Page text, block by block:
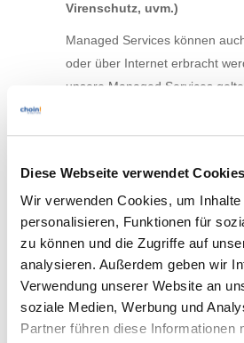
Diese Webseite verwendet Cookies
Wir verwenden Cookies, um
personalisieren, Funktionen für
zu können und die Zugriffe auf
analysieren. Außerdem geben wir
Verwendung unserer Website an
soziale Medien, Werbung und
Partner führen diese Informationen
Virenschutz, uvm.)
Managed Services können
oder über Internet erbracht
unsere Managed Services
zugrundeliegenden Service
und anerkannt bestätigen. Viele
Managed Services beinhalten
Leasing von Hardware und
Diese Geräte verbleiben in
Mit Aufstellung der Mietgeräte
des Mieters geht die Gefahr
dieser Geräte auf den Mieter/